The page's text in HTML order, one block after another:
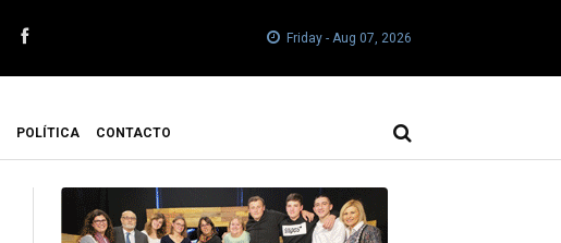
Friday - Aug 07, 2026
POLÍTICA CONTACTO